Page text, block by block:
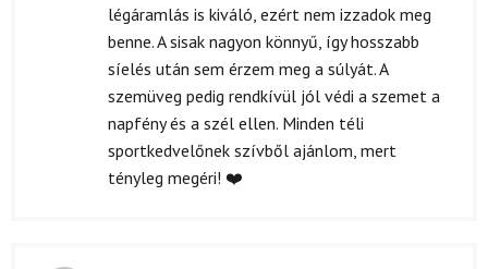
légáramlás is kiváló, ezért nem izzadok meg
benne. A sisak nagyon könnyű, így hosszabb
síelés után sem érzem meg a súlyát. A
szemüveg pedig rendkívül jól védi a szemet a
napfény és a szél ellen. Minden téli
sportkedvelőnek szívből ajánlom, mert
tényleg megéri! ❤️